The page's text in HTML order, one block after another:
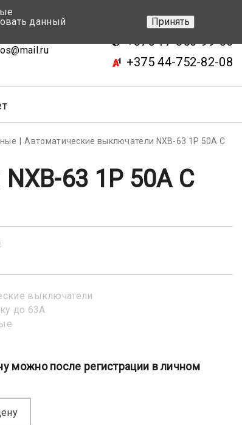
+375 17-343-46-70
+375 17-350-99-56
+375 44-752-82-08
Автоматические выключатели NXB-63 1P 50A С
63 1P 50A С
выключатели
до 63А
можно после регистрации в личном
данный
Принять